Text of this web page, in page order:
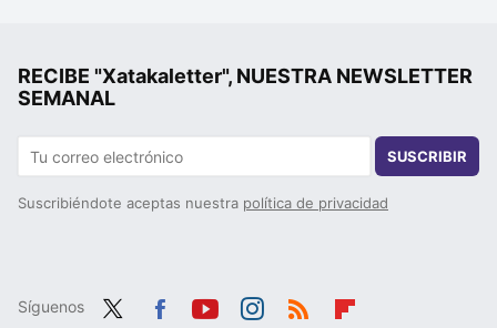
RECIBE "Xatakaletter", NUESTRA NEWSLETTER
SEMANAL
SUSCRIBIR
Suscribiéndote aceptas nuestra política de privacidad
Síguenos